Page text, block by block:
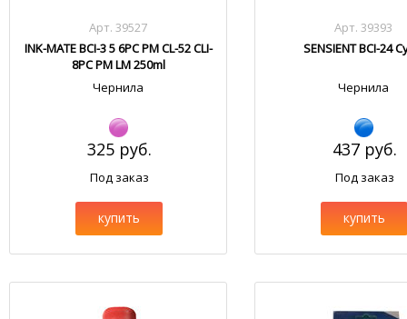
Арт. 39527
INK-MATE BCI-3 5 6PC PM CL-52 CLI-
8PC PM LM 250ml
Чернила
325 руб.
Под заказ
купить
Арт. 39393
SENSIENT BCI-24
Чернила
437 руб.
Под заказ
купить